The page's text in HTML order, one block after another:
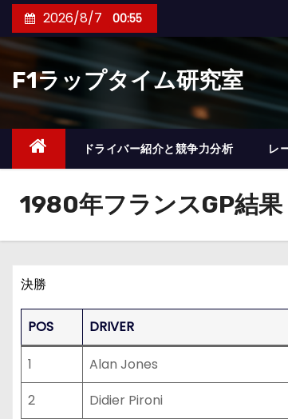
ン
ツ
キ
2026/8/7 00:55
F1ラップタイム研究室
ドライバー紹介と競争力分析 レ
1980年フランスGP結果
決勝
POS DRIVER
1 Alan Jones
2
Didier Pironi